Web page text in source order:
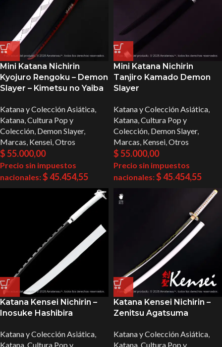
Mini Katana Nichirin
Kyojuro Rengoku – Demon
Slayer – Kimetsu no Yaiba
Katana y Colección Asiática,
Katana,Cultura Pop y
Colección, Demon Slayer,
Marcas, Kensei,Otros
$55.000,00
Precio sin impuestos
nacionales:$45.454,55
Mini Katana Nichirin
Tanjiro Kamado Demon
Slayer
Katana y Colección Asiática,
Katana,Cultura Pop y
Colección, Demon Slayer,
Marcas, Kensei,Otros
$55.000,00
Precio sin impuestos
nacionales:$45.454,55
Katana Kensei Nichirin –
Inosuke Hashibira
Katana y Colección Asiática,
Katana,Cultura Pop y
Katana Kensei Nichirin –
Zenitsu Agatsuma
Katana y Colección Asiática,
Katana,Cultura Pop y